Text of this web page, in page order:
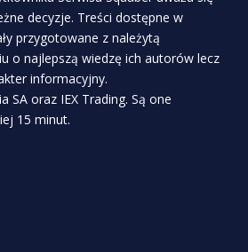
decyzje. Treści dostępne w
przygotowane z należytą
o najlepszą wiedzę ich autorów lecz
informacyjny.
SA oraz IEX Trading. Są one
15 minut.